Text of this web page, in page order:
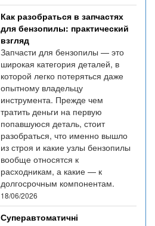
Как разобраться в запчастях
для бензопилы: практический
взгляд
Запчасти для бензопилы — это
широкая категория деталей, в
которой легко потеряться даже
опытному владельцу
инструмента. Прежде чем
тратить деньги на первую
попавшуюся деталь, стоит
разобраться, что именно вышло
из строя и какие узлы бензопилы
вообще относятся к
расходникам, а какие — к
долгосрочным компонентам.
18/06/2026
Суперавтоматичні